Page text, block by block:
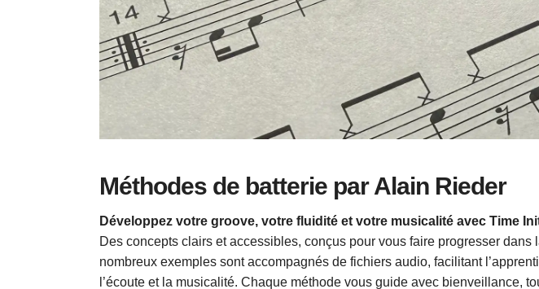
Méthodes de batterie par Alain Rieder
Développez votre groove, votre fluidité et votre musicalité avec Time
Des concepts clairs et accessibles, conçus pour vous faire progresser
nombreux exemples sont accompagnés de fichiers audio, facilitant
l’écoute et la musicalité. Chaque méthode vous guide avec bienveillance,